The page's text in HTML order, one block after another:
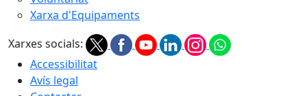
Xarxa d'Equipaments
Xarxes socials:
Accessibilitat
Avís legal